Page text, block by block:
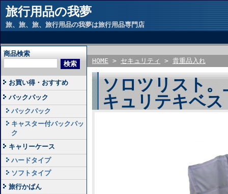
旅行用品の我夢
旅、旅、旅、旅行用品の我夢は旅行用品専門店
商品検索
お買い得・おすすめ
バックパック
バックパック
キャスター付バックパッ
ク
キャリーケース
ハードタイプ
ソフトタイプ
旅行かばん
HOME > セキュリティ > 貴重品入れ
ソロツリスト
キュリテキベス